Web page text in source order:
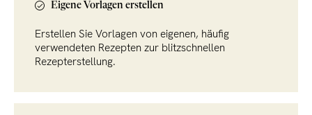
Eigene Vorlagen erstellen
Erstellen Sie Vorlagen von eigenen, häufig
verwendeten Rezepten zur blitzschnellen
Rezepterstellung.